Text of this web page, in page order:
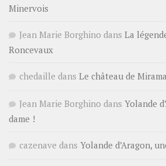
Minervois
Jean Marie Borghino dans La
Roncevaux
chedaille dans Le château de
Jean Marie Borghino dans Yolande
dame !
cazenave dans Yolande d’Aragon,